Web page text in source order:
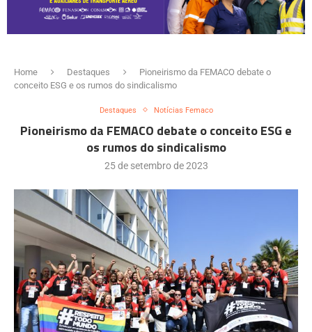
Home Destaques
Pioneirismo da FEMACO debate o
conceito ESG e os rumos do sindicalismo
Destaques Notícias Femaco
Pioneirismo da FEMACO debate o conceito ESG e
os rumos do sindicalismo
25 de setembro de 2023